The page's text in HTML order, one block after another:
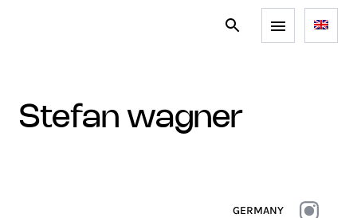
stefan wagner
GERMANY